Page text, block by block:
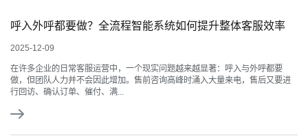
呼入外呼都要做？全流程智能系统如何提升整体客服效率
2025-12-09
在许多企业的日常客服运营中，一个现实问题越来越显著：呼入与外呼都要
做，但团队人力并不会因此增加。售前咨询高峰时涌入大量来电，售后又要进
行回访、确认订单、催付、满...